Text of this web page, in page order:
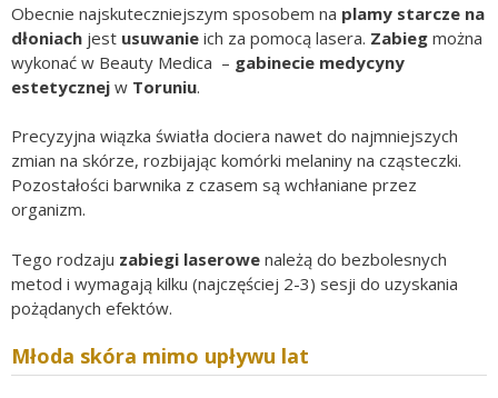
Obecnie najskuteczniejszym sposobem na plamy starcze na
dłoniach jest usuwanie ich za pomocą lasera. Zabieg można
wykonać w Beauty Medica – gabinecie medycyny
estetycznej w Toruniu.
Precyzyjna wiązka światła dociera nawet do najmniejszych
zmian na skórze, rozbijając komórki melaniny na cząsteczki.
Pozostałości barwnika z czasem są wchłaniane przez
organizm.
Tego rodzaju zabiegi laserowe należą do bezbolesnych
metod i wymagają kilku (najczęściej 2-3) sesji do uzyskania
pożądanych efektów.
Młoda skóra mimo upływu lat